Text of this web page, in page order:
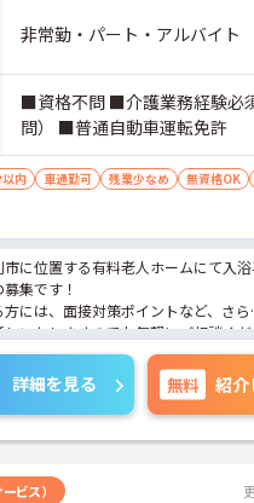
非常勤・パート・アルバイト
■資格不問 ■介護業務経験必
問） ■普通自動車運転免許
内 車通勤可 残業少なめ 無資格OK
市に位置する有料老人ホームにて入
集です！
方には、面接対策ポイントなど、さら
しいたしますのでお気軽にご相談く
詳細を見る 無料 紹介
ビス）